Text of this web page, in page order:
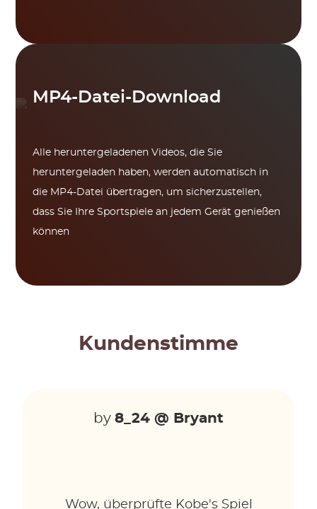
MP4-Datei-Download
Alle heruntergeladenen Videos, die Sie
heruntergeladen haben, werden automatisch in
die MP4-Datei übertragen, um sicherzustellen,
dass Sie Ihre Sportspiele an jedem Gerät genießen
können
Kundenstimme
by 8_24 @ Bryant
Wow, überprüfte Kobe's Spiel